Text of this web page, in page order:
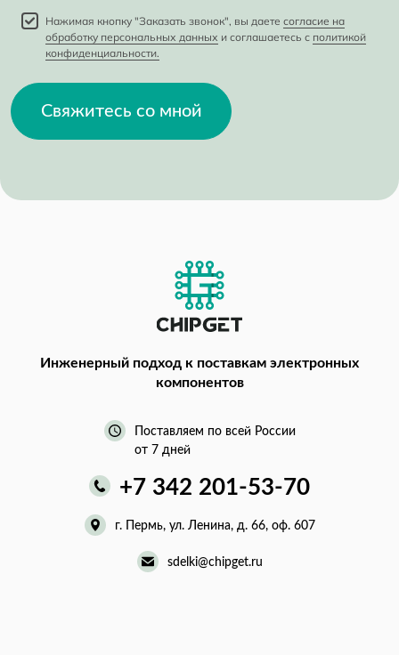
Нажимая кнопку "Заказать звонок", вы даете согласие на
обработку персональных данных и соглашаетесь с политикой
конфиденциальности.
Свяжитесь со мной
Инженерный подход к поставкам электронных
компонентов
Поставляем по всей России
от 7 дней
+7 342 201-53-70
г. Пермь, ул. Ленина, д. 66, оф. 607
sdelki@chipget.ru